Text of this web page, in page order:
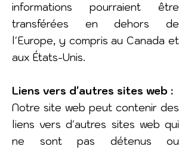
informations pourraient être
transférées en dehors de
l'Europe, y compris au Canada et
aux États-Unis.
Liens vers d'autres sites web :
Notre site web peut contenir des
liens vers d'autres sites web qui
ne sont pas détenus ou